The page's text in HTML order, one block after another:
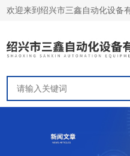
欢迎来到绍兴市三鑫自动化设备